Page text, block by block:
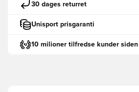
30 dages returret
Unisport prisgaranti
10 milioner tilfredse kunder siden